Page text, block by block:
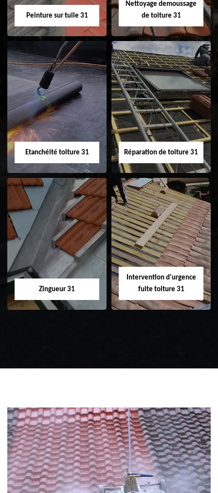
Peinture sur tuile 31
Peinture sur tuile
31
Nettoyage demoussage
de toiture 31
Nettoyage
demoussage de
toiture 31
Etanchéité toiture 31
Etanchéité toiture
31
Réparation de toiture 31
Réparation de
toiture 31
Zingueur 31
Intervention d'urgence
fuite toiture 31